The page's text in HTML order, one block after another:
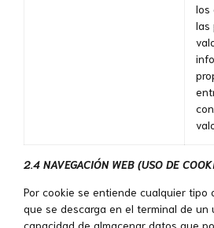
los
las
2.4 NAVEGACIÓN WEB (USO DE
Por cookie se entiende cualquier tipo
que se descarga en el terminal de un
capacidad de almacenar datos que